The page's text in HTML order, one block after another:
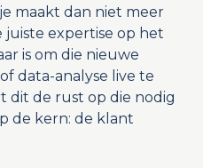
maakt dan niet meer
expertise op het
is om die nieuwe
data-analyse live te
dit de rust op die nodig
de kern: de klant